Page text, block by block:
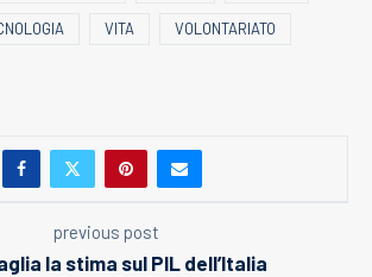
VITA VOLONTARIATO
previous post
la stima sul PIL dell’Italia